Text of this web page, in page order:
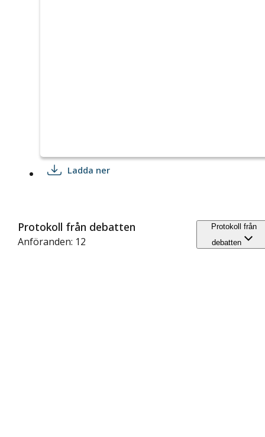
Ladda ner
Protokoll från debatten
Anföranden: 12
Protokoll från
debatten